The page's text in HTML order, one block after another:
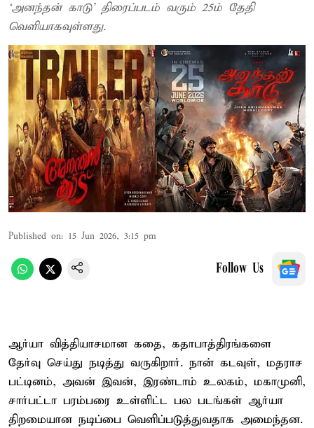
‘அனந்தன் காடு’ திரைப்படம் வரும் 25ம் தேதி
வெளியாகவுள்ளது.
Published on: 15 Jun 2026, 3:15 pm
Follow Us
ஆர்யா வித்தியாசமான கதை, கதாபாத்திரங்களை
தேர்வு செய்து நடித்து வருகிறார். நான் கடவுள், மதராச
பட்டினம், அவன் இவன், இரண்டாம் உலகம், மகாமுனி,
சார்பட்டா பரம்பரை உள்ளிட்ட பல படங்கள் ஆர்யா
திறமையான நடிப்பை வெளிப்படுத்துவதாக அமைந்தன.